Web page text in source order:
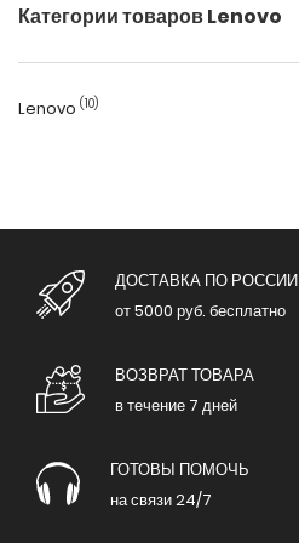
Категории товаров Lenovo
Lenovo (10)
ДОСТАВКА ПО РОССИИ
от 5000 руб. бесплатно
ВОЗВРАТ ТОВАРА
в течение 7 дней
ГОТОВЫ ПОМОЧЬ
на связи 24/7